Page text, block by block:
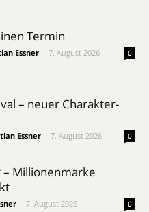
Termin
Essner 7. August 2026 0
– neuer Charakter-
Essner 7. August 2026 0
Millionenmarke
7. August 2026 0